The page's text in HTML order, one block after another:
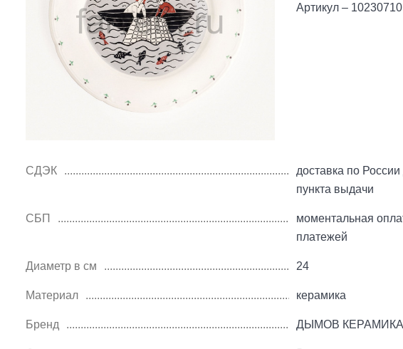
Артикул – 10230710
СДЭК
доставка по
пункта выдачи
СБП
моментальная
платежей
Диаметр в см 24
Материал керамика
Бренд ДЫМОВ КЕРАМИКА